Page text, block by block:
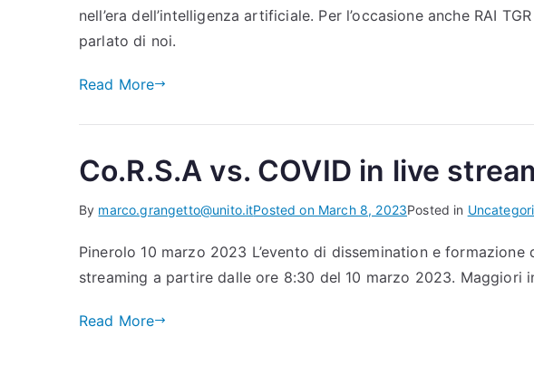
nell’era dell’intelligenza artificiale. Per l’occasione anche RAI
parlato di noi.
Read More
Co.R.S.A vs. COVID in live
By marco.grangetto@unito.itPosted on March 8, 2023Posted in
Pinerolo 10 marzo 2023 L’evento di dissemination e
streaming a partire dalle ore 8:30 del 10 marzo 2023. Maggiori
Read More